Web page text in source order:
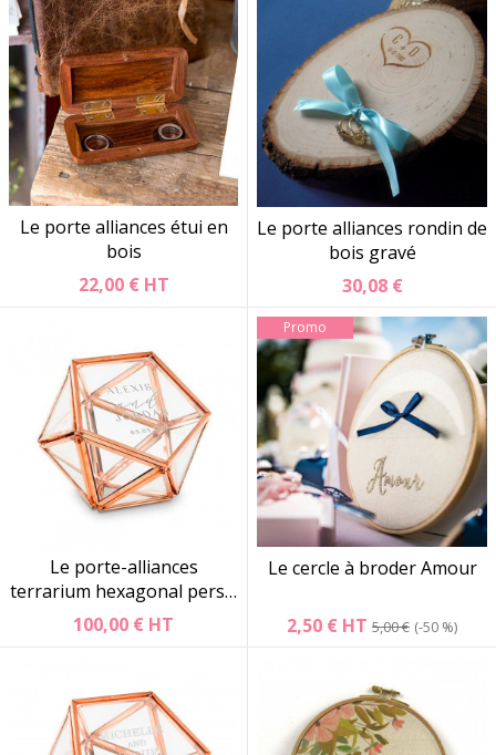
Le porte alliances étui en
bois
22,00 € HT
Le porte alliances rondin de
bois gravé
30,08 €
Le porte-alliances
terrarium hexagonal pers…
100,00 € HT
Promo
Le cercle à broder Amour
2,50 € HT 5,00 € -50 %